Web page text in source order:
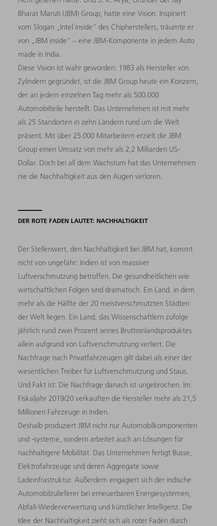
Bharat Maruti (JBM) Group, hatte eine Vision. Inspiriert
vom Slogan „Intel inside“ des Chipherstellers, träumte er
von „JBM inside“ – eine JBM-Komponente in jedem Auto
made in India.
Diese Vision ist wahr geworden: 1983 als Hersteller von
Zylindern gegründet, ist die JBM Group heute ein Konzern,
der an jedem einzelnen Tag mehr als 500.000
Automobilteile herstellt. Das Unternehmen ist mit mehr
als 25 Standorten in zehn Ländern rund um die Welt
präsent. Mit über 25.000 Mitarbeitern erzielt die JBM
Group einen Umsatz von mehr als 2,2 Milliarden US-
Dollar. Doch bei all dem Wachstum hat das Unternehmen
nie die Nachhaltigkeit aus den Augen verloren.
DER ROTE FADEN LAUTET: NACHHALTIGKEIT
Der Stellenwert, den Nachhaltigkeit bei JBM hat, kommt
nicht von ungefähr: Indien ist von massiver
Luftverschmutzung betroffen. Die gesundheitlichen wie
wirtschaftlichen Folgen sind dramatisch. Ein Land, in dem
mehr als die Hälfte der 20 meistverschmutzten Städten
der Welt liegen. Ein Land, das Wissenschaftlern zufolge
jährlich rund zwei Prozent seines Bruttoinlandsproduktes
allein aufgrund von Luftverschmutzung verliert. Die
Nachfrage nach Privatfahrzeugen gilt dabei als einer der
wesentlichen Treiber für Luftverschmutzung und Staus.
Und Fakt ist: Die Nachfrage danach ist ungebrochen. Im
Fiskaljahr 2019/20 verkauften die Hersteller mehr als 21,5
Millionen Fahrzeuge in Indien.
Deshalb produziert JBM nicht nur Automobilkomponenten
und -systeme, sondern arbeitet auch an Lösungen für
nachhaltigere Mobilität. Das Unternehmen fertigt Busse,
Elektrofahrzeuge und deren Aggregate sowie
Ladeinfrastruktur. Außerdem engagiert sich der indische
Automobilzulieferer bei erneuerbaren Energiesystemen,
Abfall-Wiederverwertung und künstlicher Intelligenz. Die
Idee der Nachhaltigkeit zieht sich als roter Faden durch